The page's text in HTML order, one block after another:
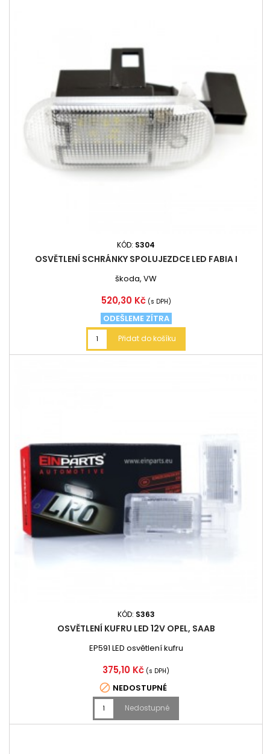
KÓD: S304
OSVĚTLENÍ SCHRÁNKY SPOLUJEZDCE LED FABIA I
škoda, VW
Cena
520,30 Kč (s DPH)
ODEŠLEME ZÍTRA
Přidat do košíku
KÓD: S363
OSVĚTLENÍ KUFRU LED 12V OPEL, SAAB
EP591 LED osvětlení kufru
Cena
375,10 Kč (s DPH)
 NEDOSTUPNÉ
Nedostupné